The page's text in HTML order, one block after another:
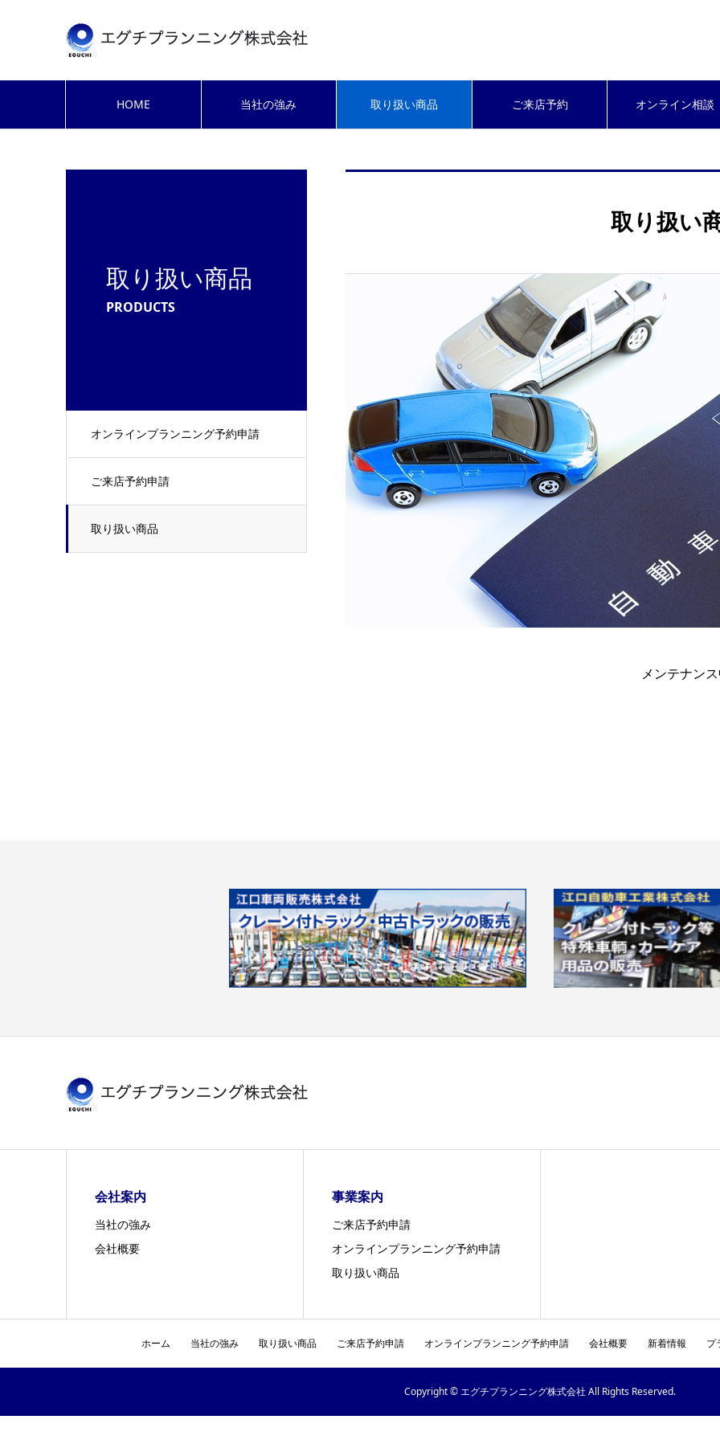
HOME 当社の強み 取り扱い商品 ご来店予約 オンライン相談
取り扱い商品
PRODUCTS
オンラインプランニング予約申請
ご来店予約申請
取り扱い商品
取り扱い
メンテナンス
会社案内
当社の強み
会社概要
事業案内
ご来店予約申請
オンラインプランニング予約申請
取り扱い商品
ホーム 当社の強み 取り扱い商品 ご来店予約申請 オンラインプランニング予約申請 会社概要 新着情報 プ
Copyright © エグチプランニング株式会社 All Rights Reserved.